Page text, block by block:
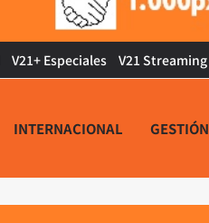
V21+ Especiales V21 Streaming
INTERNACIONAL GESTIÓN